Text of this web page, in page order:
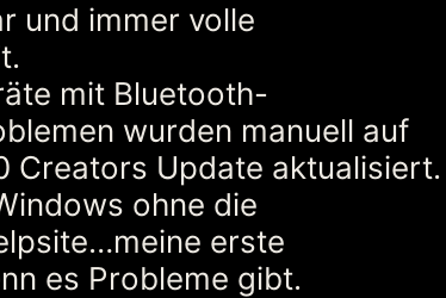
und immer volle
mit Bluetooth-
wurden manuell auf
Creators Update aktualisiert.
ohne die
erste
es Probleme gibt.